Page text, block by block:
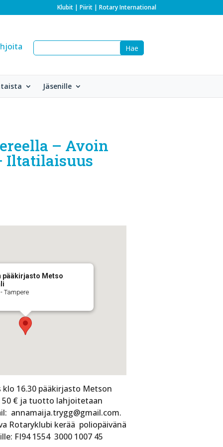
Klubit| Piirit| Rotary International
Jäsenille
– Avoin
Iltatilaisuus
pääkirjasto Metso
Tampere
16.30 pääkirjasto Metson
50 € ja tuotto lahjoitetaan
annamaija.trygg@gmail.com.
Rotaryklubi kerää poliopäivänä
FI94 1554 3000 1007 45